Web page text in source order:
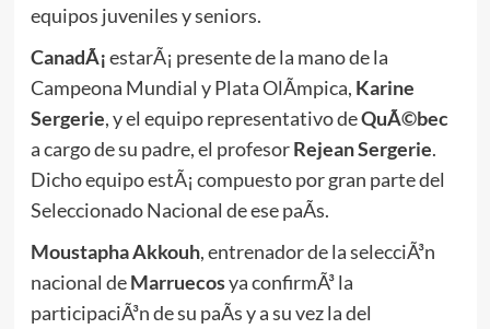
equipos juveniles y seniors.
CanadÃ¡estarÃ¡ presente de la mano de la
Campeona Mundial y Plata OlÃ­mpica, Karine
Sergerie, y el equipo representativo deQuÃ©bec
a cargo de su padre, el profesorRejean Sergerie.
Dicho equipo estÃ¡ compuesto por gran parte del
Seleccionado Nacional de ese paÃ­s.
Moustapha Akkouh, entrenador de la selecciÃ³n
nacional deMarruecosya confirmÃ³ la
participaciÃ³n de su paÃ­s y a su vez la del